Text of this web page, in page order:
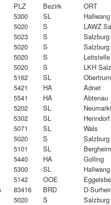
PLZ Bezirk
ORT
5300 SL
Hallwang
5020 S
LAWZ
5023 S
Salzburg
5020 S
Salzburg
5020 S
5020 S
LKH
5162 SL
Obertrum
5421 HA
Adnet
5541 HA
Abtenau
5202 SL
5302 SL
Henndorf
5071 SL
Wals
5020 S
Salzburg
5101 SL
Bergheim
5440 HA
Golling
5300 SL
Hallwang
5142 OOE
83416 BRD
D-
5020 S Salzburg